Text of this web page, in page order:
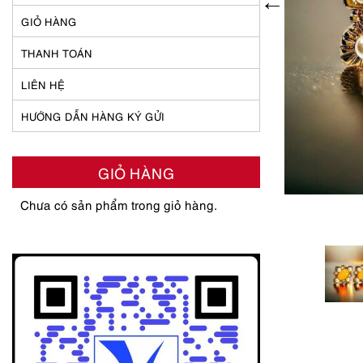
GIỎ HÀNG
THANH TOÁN
LIÊN HỆ
HƯỚNG DẪN HÀNG KÝ GỬI
GIỎ HÀNG
Chưa có sản phẩm trong giỏ hàng.